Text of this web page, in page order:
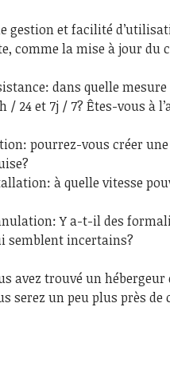
gestion et facilité
comme la mise à jour du
dans quelle
/ 24 et 7j / 7? Êtes-vous à
pourrez-vous créer
à quelle vitesse
Y a-t-il des
semblent incertains?
avez trouvé un
serez un peu plus près de